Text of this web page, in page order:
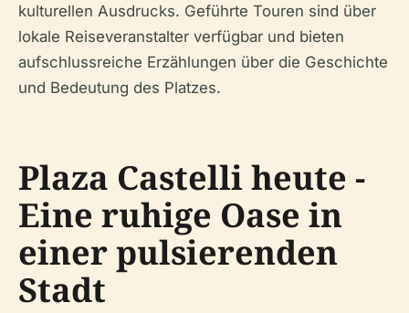
kulturellen Ausdrucks. Geführte Touren sind über
lokale Reiseveranstalter verfügbar und bieten
aufschlussreiche Erzählungen über die Geschichte
und Bedeutung des Platzes.
Plaza Castelli heute -
Eine ruhige Oase in
einer pulsierenden
Stadt